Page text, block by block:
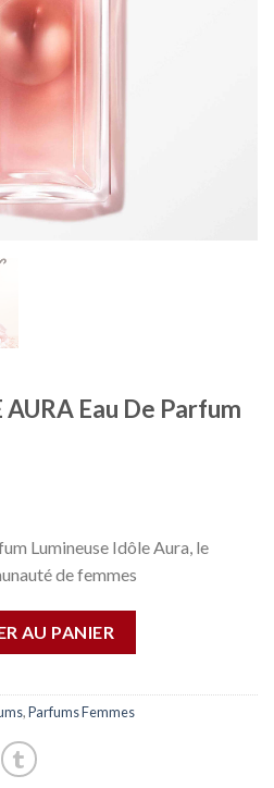
Eau De Parfum
Lumineuse Idôle Aura, le
de femmes
AU PANIER
,Parfums Femmes